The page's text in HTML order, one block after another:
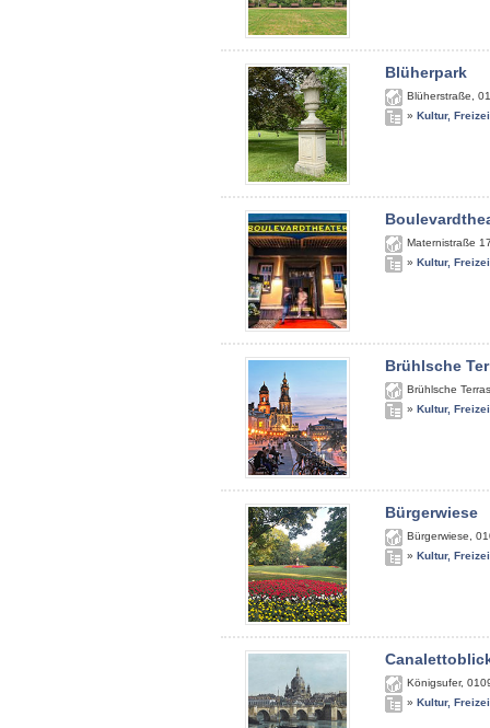
Blüherpark
Blüherstraße
» Kultur,
Maternistraße
» Kultur,
Brühlsche
Brühlsche
» Kultur,
Bürgerwiese
Bürgerwiese
» Kultur,
Königsufer,
» Kultur,